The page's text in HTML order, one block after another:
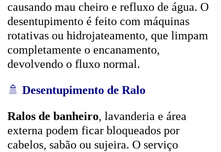
causando mau cheiro e refluxo de água. O
desentupimento é feito com máquinas
rotativas ou hidrojateamento, que limpam
completamente o encanamento,
devolvendo o fluxo normal.
🚿 Desentupimento de Ralo
Ralos de banheiro, lavanderia e área
externa podem ficar bloqueados por
cabelos, sabão ou sujeira. O serviço